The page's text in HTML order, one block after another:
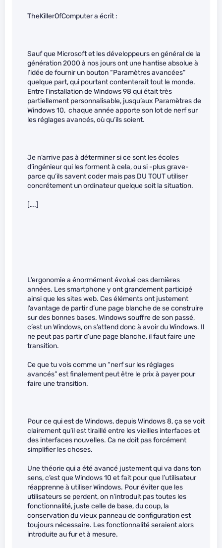
TheKillerOfComputer a écrit :
Sauf que Microsoft et les développeurs en général de la
génération 2000 à nos jours ont une hantise absolue à
l’idée de fournir un bouton “Paramètres avancées”
quelque part, qui pourtant contenterait tout le monde.
Entre l’installation de Windows 98 qui était très
partiellement personnalisable, jusqu’aux Paramètres de
Windows 10, chaque année apporte son lot de nerf sur
les réglages avancés, où qu’ils soient.
Je n’arrive pas à déterminer si ce sont les écoles
d’ingénieur qui les forment à cela, ou si -plus grave-
parce qu’ils savent coder mais pas DU TOUT utiliser
concrétement un ordinateur quelque soit la situation.
[….]
L’ergonomie a énormément évolué ces dernières
années. Les smartphone y ont grandement participé
ainsi que les sites web. Ces éléments ont justement
l’avantage de partir d’une page blanche de se construire
sur des bonnes bases. Windows souffre de son passé,
c’est un Windows, on s’attend donc à avoir du Windows. Il
ne peut pas partir d’une page blanche, il faut faire une
transition.
Ce que tu vois comme un “nerf sur les réglages
avancés” est finalement peut être le prix à payer pour
faire une transition.
Pour ce qui est de Windows, depuis Windows 8, ça se voit
clairement qu’il est tiraillé entre les vieilles interfaces et
des interfaces nouvelles. Ca ne doit pas forcément
simplifier les choses.
Une théorie qui a été avancé justement qui va dans ton
sens, c’est que Windows 10 et fait pour que l’utilisateur
réapprenne à utiliser Windows. Pour éviter que les
utilisateurs se perdent, on n’introduit pas toutes les
fonctionnalité, juste celle de base, du coup, la
conservation du vieux panneau de configuration est
toujours nécessaire. Les fonctionnalité seraient alors
introduite au fur et à mesure.